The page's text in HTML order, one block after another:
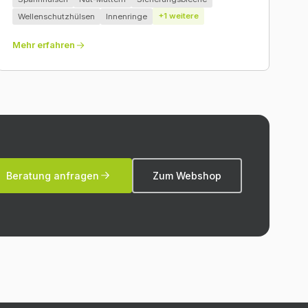
Wellenschutzhülsen
Innenringe +1 weitere
Mehr erfahren
Beratung anfragen Zum Webshop